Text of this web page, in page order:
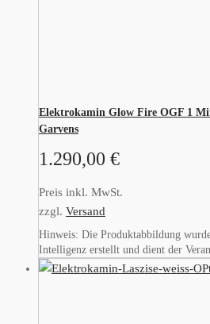
Elektrokamin Glow Fire OGF 1
Garvens
1.290,00 €
Preis inkl. MwSt.
zzgl. Versand
Hinweis: Die Produktabbildung
Intelligenz erstellt und dient der